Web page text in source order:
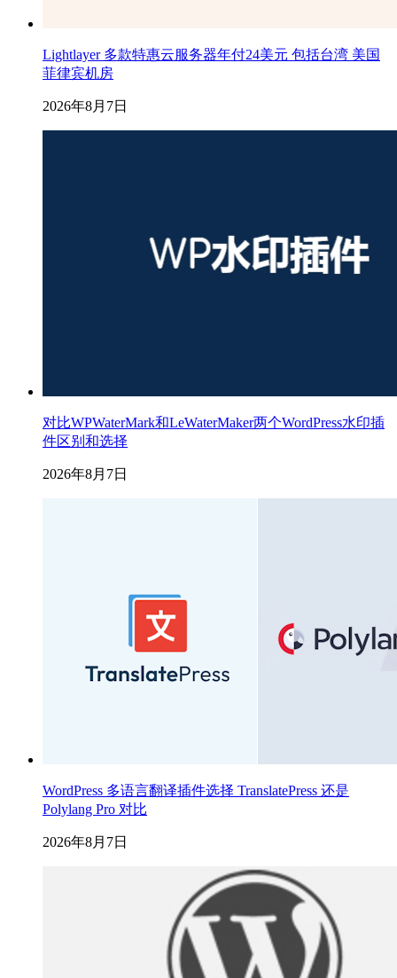
Lightlayer 多款特惠云服务器年付24美元 包括台湾 美国
菲律宾机房
2026年8月7日
对比WPWaterMark和LeWaterMaker两个WordPress水印插
件区别和选择
2026年8月7日
WordPress 多语言翻译插件选择 TranslatePress 还是
Polylang Pro 对比
2026年8月7日